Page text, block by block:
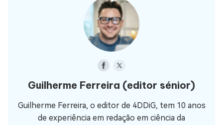
Guilherme Ferreira (editor sénior)
Guilherme Ferreira, o editor de 4DDiG, tem 10 anos
de experiência em redação em ciência da